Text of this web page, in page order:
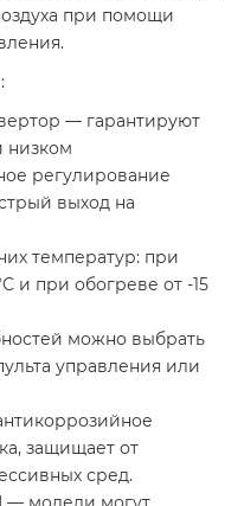
при помощи
— гарантируют
низком
регулирование
выход на
температур: при
и при обогреве от -15
можно выбрать
управления или
защищает от
сред.